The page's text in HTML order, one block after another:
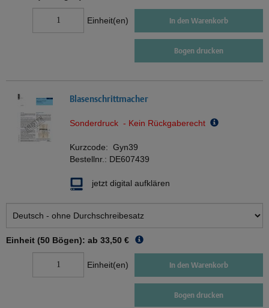
Einheit(en) In den Warenkorb
Bogen drucken
Blasenschrittmacher
Sonderdruck - Kein Rückgaberecht
Kurzcode: Gyn39
Bestellnr.: DE607439
jetzt digital aufklären
Einheit (50 Bögen): ab 33,50 €
Einheit(en) In den Warenkorb
Bogen drucken